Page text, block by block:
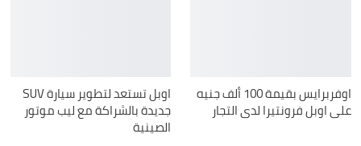
اوفربرايس بقيمة 100 ألف جنيه
على اوبل فرونتيرا لدى التجار
اوبل تستعد لتطوير سيارة SUV
جديدة بالشراكة مع ليب موتور
الصينية